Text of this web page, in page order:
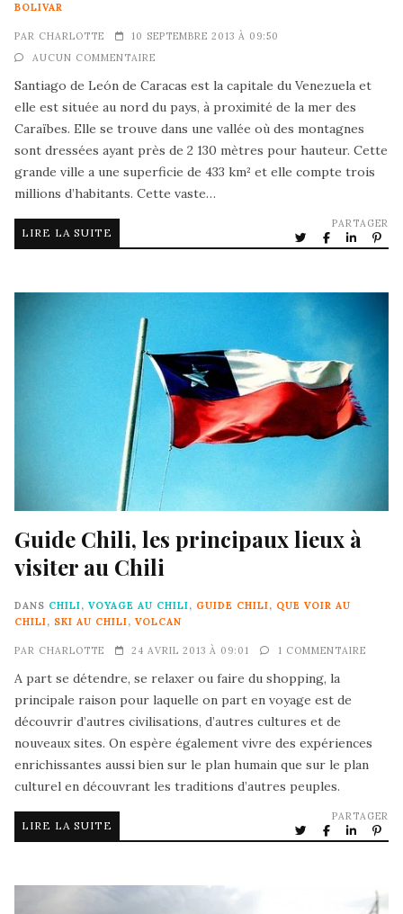
BOLIVAR
PAR CHARLOTTE
10 SEPTEMBRE 2013 À 09:50
AUCUN COMMENTAIRE
Santiago de León de Caracas est la capitale du Venezuela et
elle est située au nord du pays, à proximité de la mer des
Caraïbes. Elle se trouve dans une vallée où des montagnes
sont dressées ayant près de 2 130 mètres pour hauteur. Cette
grande ville a une superficie de 433 km² et elle compte trois
millions d’habitants. Cette vaste…
LIRE LA SUITE
PARTAGER
Guide Chili, les principaux lieux à
visiter au Chili
DANS CHILI, VOYAGE AU CHILI, GUIDE CHILI, QUE VOIR AU
CHILI, SKI AU CHILI, VOLCAN
PAR CHARLOTTE 24 AVRIL 2013 À 09:01 1 COMMENTAIRE
A part se détendre, se relaxer ou faire du shopping, la
principale raison pour laquelle on part en voyage est de
découvrir d’autres civilisations, d’autres cultures et de
nouveaux sites. On espère également vivre des expériences
enrichissantes aussi bien sur le plan humain que sur le plan
culturel en découvrant les traditions d’autres peuples.
LIRE LA SUITE
PARTAGER